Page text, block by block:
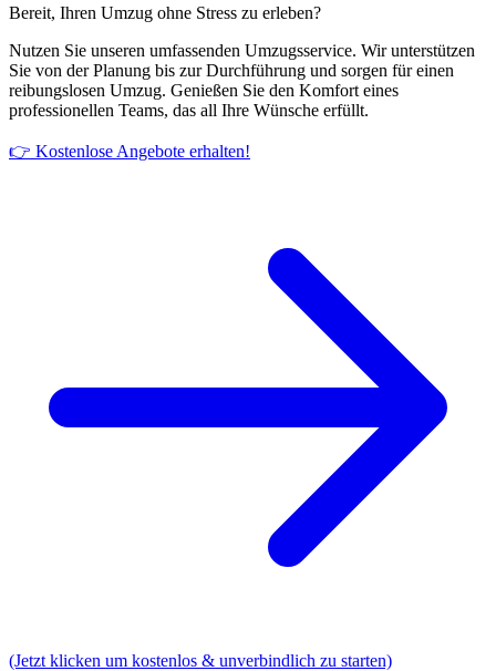
Bereit, Ihren Umzug ohne Stress zu erleben?
Nutzen Sie unseren umfassenden Umzugsservice. Wir unterstützen
Sie von der Planung bis zur Durchführung und sorgen für einen
reibungslosen Umzug. Genießen Sie den Komfort eines
professionellen Teams, das all Ihre Wünsche erfüllt.
👉 Kostenlose Angebote erhalten!
(Jetzt klicken um kostenlos & unverbindlich zu starten)